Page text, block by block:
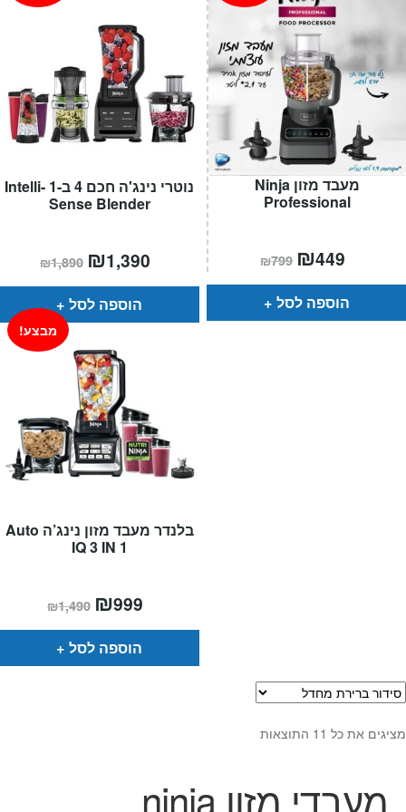
נוטרי נינג'ה חכם 4 ב-1 Intelli-
Sense Blender
₪1,890 המחיר
המקורי
היה:
₪1,890.
₪1,390
הוא:
הוספה לסל
מעבד מזון Ninja
Professional
₪799 המחיר
המקורי
היה:
₪799.
₪449
הוא:
הוספה לסל
בלנדר מעבד מזון נינג’ה Auto
IQ 3 IN 1
מבצע!
₪1,490 המחיר
המקורי
היה:
₪999
הוא:
הוספה לסל
מציגים את כל ⁦11⁩ התוצאות
מעבדי מזון ninja